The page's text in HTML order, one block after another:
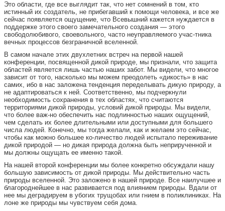
Это области, где все выглядит так, что нет сомнений в том, кто
истинный их создатель, не прибегавший к помощи человека, и все же
сейчас появляется ощущение, что Всевышний кажется нуждается в
поддержке этого своего замечательного создания — этого
свободолюбивого, своевольного, часто неуправляемого учас-тника
вечных процессов безграничной вселенной.
В самом начале этих двухлетних встреч на первой нашей
конференции, посвященной дикой природе, мы признали, что защита
областей является лишь частью наших забот. Мы видели, что многое
зависит от того, насколько мы можем преодолеть «дикость» в нас
самих, ибо в нас заложена тенденция переделывать дикую природу, а
не адаптироваться к ней. Соответственно, мы подчеркнули
необходимость сохранения в тех областях, что считаются
территориями дикой природы, условий дикой природы. Мы видели,
что более важ-но обеспечить нас подлинностью наших ощущений,
чем сделать их более длительными или доступными для большего
числа людей. Конечно, мы тогда желали, как и желаем это сейчас,
чтобы как можно большее ко-личество людей испытало переживание
дикой природой — но дикая природа должна быть неприрученной и
мы должны ощущать ее именно такой.
На нашей второй конференции мы более конкретно обсуждали нашу
большую зависимость от дикой природы. Мы действительно часть
природы вселенной. Это заложено в нашей природе. Все наилучшее и
благороднейшее в нас развивается под влиянием природы. Вдали от
нее мы деградируем в убогих трущобах или гнием в поликлиниках. На
лоне же природы мы чувствуем себя дома.